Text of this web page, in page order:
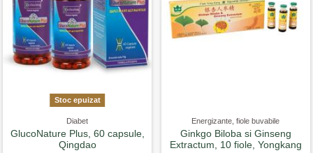
Stoc epuizat
Diabet
GlucoNature Plus, 60 capsule,
Qingdao
Energizante, fiole buvabile
Ginkgo Biloba si Ginseng
Extractum, 10 fiole, Yongkang